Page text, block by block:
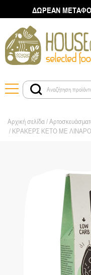
ΔΩΡΕΑΝ
Αρχική σελίδα/
/ ΚΡΑΚΕΡΣ ΚΕΤΟ ΜΕ